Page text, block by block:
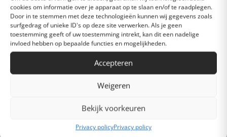
cookies om informatie over je apparaat op te slaan en/of te raadplegen.
Door in te stemmen met deze technologieën kunnen wij gegevens zoals
surfgedrag of unieke ID's op deze site verwerken. Als je geen
toestemming geeft of uw toestemming intrekt, kan dit een nadelige
invloed hebben op bepaalde functies en mogelijkheden.
Accepteren
Weigeren
Bekijk voorkeuren
Privacy policyPrivacy policy
Heel goed
Gemiddeld
Schrijf een review